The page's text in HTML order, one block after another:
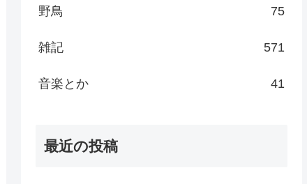
野鳥 75
雑記 571
音楽とか 41
最近の投稿